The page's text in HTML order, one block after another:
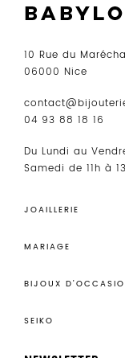
10 Rue du
06000 Nice
04 93 88 18 16
Du Lundi au
Samedi de 11h à
JOAILLERIE
MARIAGE
BIJOUX
SEIKO